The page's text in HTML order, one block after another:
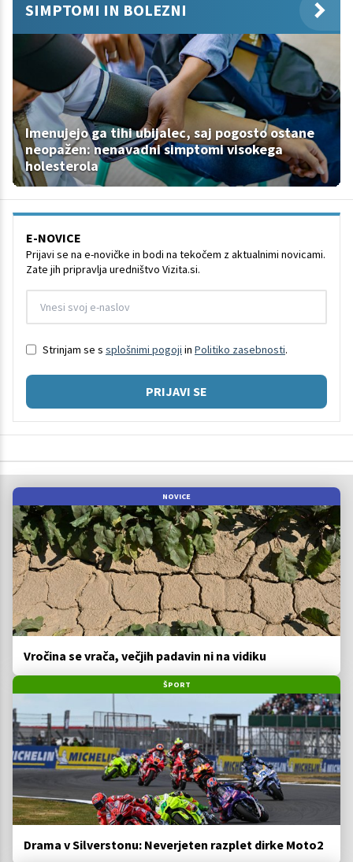
SIMPTOMI IN BOLEZNI
Imenujejo ga tihi ubijalec, saj pogosto ostane
neopažen: nenavadni simptomi visokega
holesterola
E-NOVICE
Prijavi se na e-novičke in bodi na tekočem z aktualnimi novicami.
Zate jih pripravlja uredništvo Vizita.si.
Strinjam se s splošnimi pogoji in Politiko zasebnosti.
PRIJAVI SE
NOVICE
Vročina se vrača, večjih padavin ni na vidiku
ŠPORT
Drama v Silverstonu: Neverjeten razplet dirke Moto2